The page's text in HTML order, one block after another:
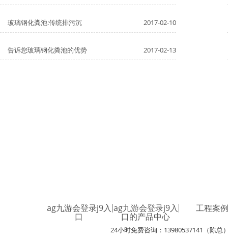
玻璃钢化粪池:传统排污沉 2017-02-10
告诉您玻璃钢化粪池的优势 2017-02-13
ag九游会登录j9入
口
ag九游会登录j9入
口的产品中心
工程案例
24小时免费咨询：13980537141（陈总